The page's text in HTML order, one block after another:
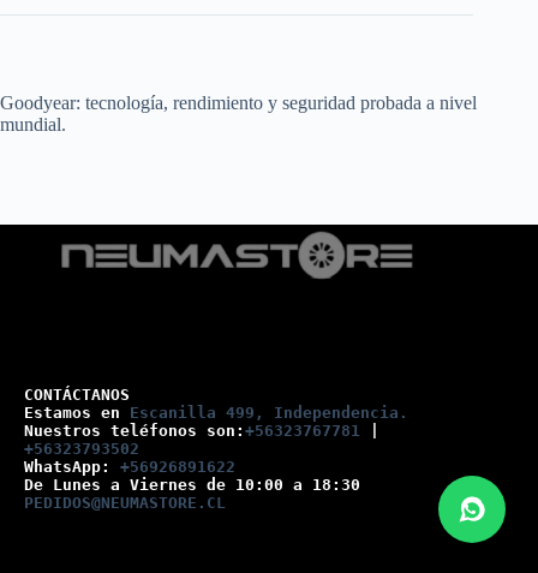
Goodyear: tecnología, rendimiento y seguridad probada a nivel
mundial.
CONTÁCTANOS
Estamos en Escanilla 499, Independencia.
Nuestros teléfonos son: +56323767781
+56323793502
WhatsApp: +56926891622
De Lunes a Viernes de 10:00 a 18:30
PEDIDOS@NEUMASTORE.CL